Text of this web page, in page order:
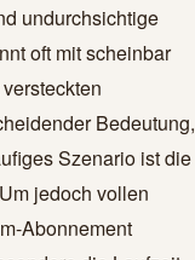
undurchsichtige
oft mit scheinbar
Bedeutung,
Szenario ist die
jedoch vollen
Abonnement